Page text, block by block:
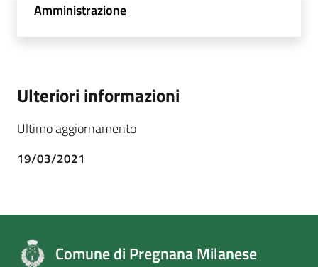
Amministrazione
Ulteriori informazioni
Ultimo aggiornamento
19/03/2021
Comune di Pregnana Milanese